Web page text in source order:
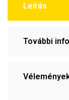
Leírás
További